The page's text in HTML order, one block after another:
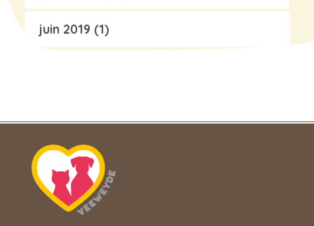
juin 2019 (1)